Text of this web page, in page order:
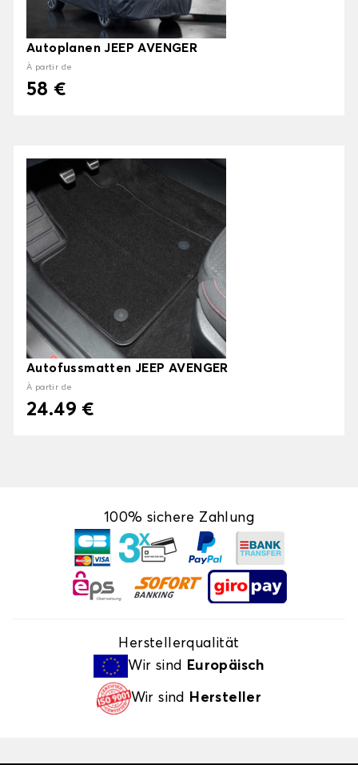
Autoplanen JEEP AVENGER
À partir de
58 €
Autofussmatten JEEP AVENGER
À partir de
24.49 €
100% sichere Zahlung
Herstellerqualität
Wir sind
Europäisch
Wir sind Hersteller